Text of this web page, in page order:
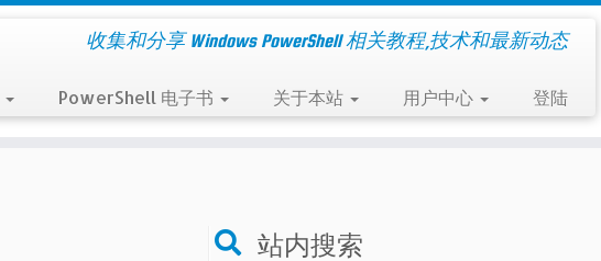
收集和分享 Windows PowerShell 相关教程,技术和最新动态
PowerShell 电子书 关于本站 用户中心 登陆
站内搜索